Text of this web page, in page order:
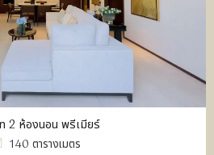
2 ห้องนอน พรีเมียร์
140 ตารางเมตร